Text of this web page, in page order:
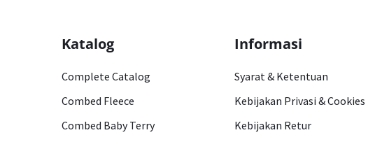
Katalog
Complete Catalog
Combed Fleece
Combed Baby Terry
Informasi
Syarat & Ketentuan
Kebijakan Privasi & Cookies
Kebijakan Retur